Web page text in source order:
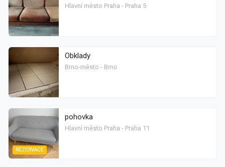
Hlavní město Praha - Praha 5
Obklady
Brno-město - Brno
REZERVACE
pohovka
Hlavní město Praha - Praha 11